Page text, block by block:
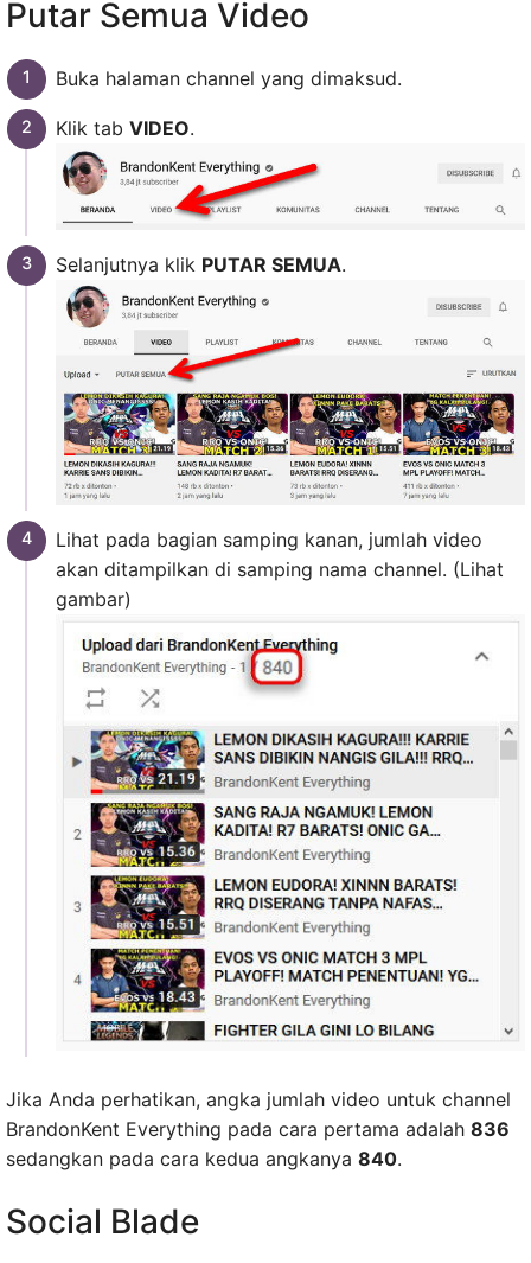
Putar Semua Video
Buka halaman channel yang dimaksud.
Klik tab VIDEO.
Selanjutnya klik PUTAR SEMUA.
Lihat pada bagian samping kanan, jumlah video
akan ditampilkan di samping nama channel. (Lihat
gambar)
Jika Anda perhatikan, angka jumlah video untuk channel
BrandonKent Everything pada cara pertama adalah 836
sedangkan pada cara kedua angkanya 840.
Social Blade